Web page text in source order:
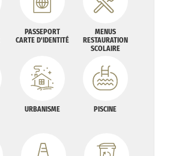
PASSEPORT
CARTE D'IDENTITÉ
MENUS
RESTAURATION
SCOLAIRE
URBANISME PISCINE